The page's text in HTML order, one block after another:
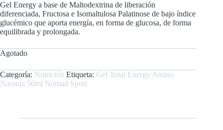
Gel Energy a base de Maltodextrina de liberación
diferenciada, Fructosa e Isomaltulosa Palatinose de bajo índice
glucémico que aporta energía, en forma de glucosa, de forma
equilibrada y prolongada.
Agotado
Categoría: Nutrición Etiqueta: Gel Total Energy Amino
Naranja 50ml Nomad Sport